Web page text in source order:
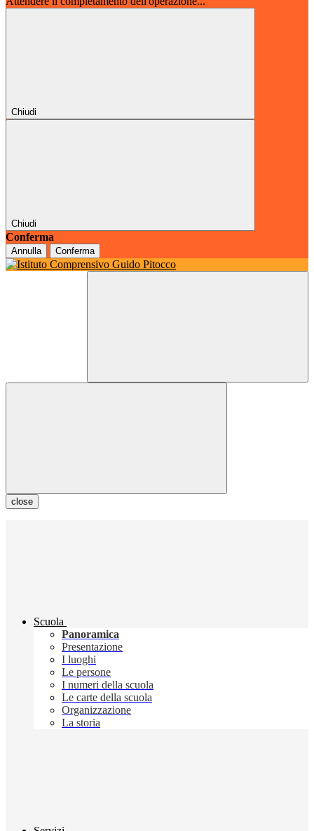
Chiudi
Chiudi
Conferma
Annulla Conferma
close
Scuola
Panoramica
Presentazione
I luoghi
Le persone
I numeri della scuola
Le carte della scuola
Organizzazione
La storia